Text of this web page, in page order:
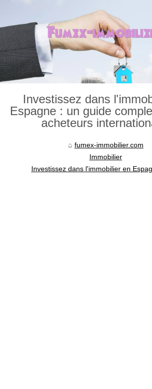
Investissez dans
Espagne : un guide
acheteurs
fumex-immobilier.com
Immobilier
Investissez dans l'immobilier en